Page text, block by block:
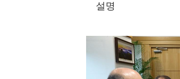
설명